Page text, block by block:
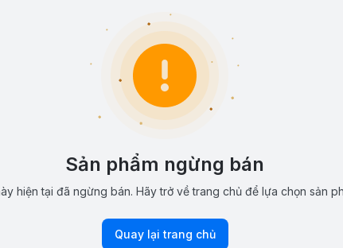
Sản phẩm ngừng bán
hiện tại đã ngừng bán. Hãy trở về trang chủ để lựa chọn sản
Quay lại trang chủ